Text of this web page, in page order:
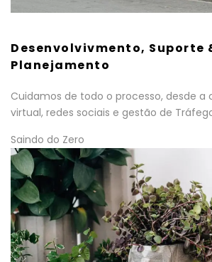
Desenvolvivmento, Suporte
Planejamento
Cuidamos de todo o processo, desde a
virtual, redes sociais e gestão de
Saindo do Zero